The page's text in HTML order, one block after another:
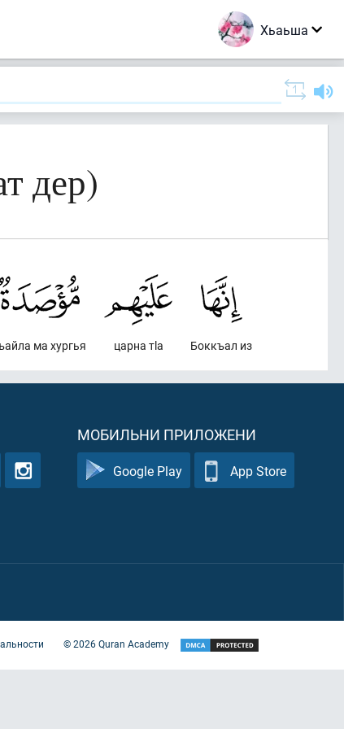
Хьаьша
дер)
Боккъал из
царна тlа
ма хургья
МОБИЛЬНИ ПРИЛОЖЕНИ
Google Play App Store
©2026Quran Academy